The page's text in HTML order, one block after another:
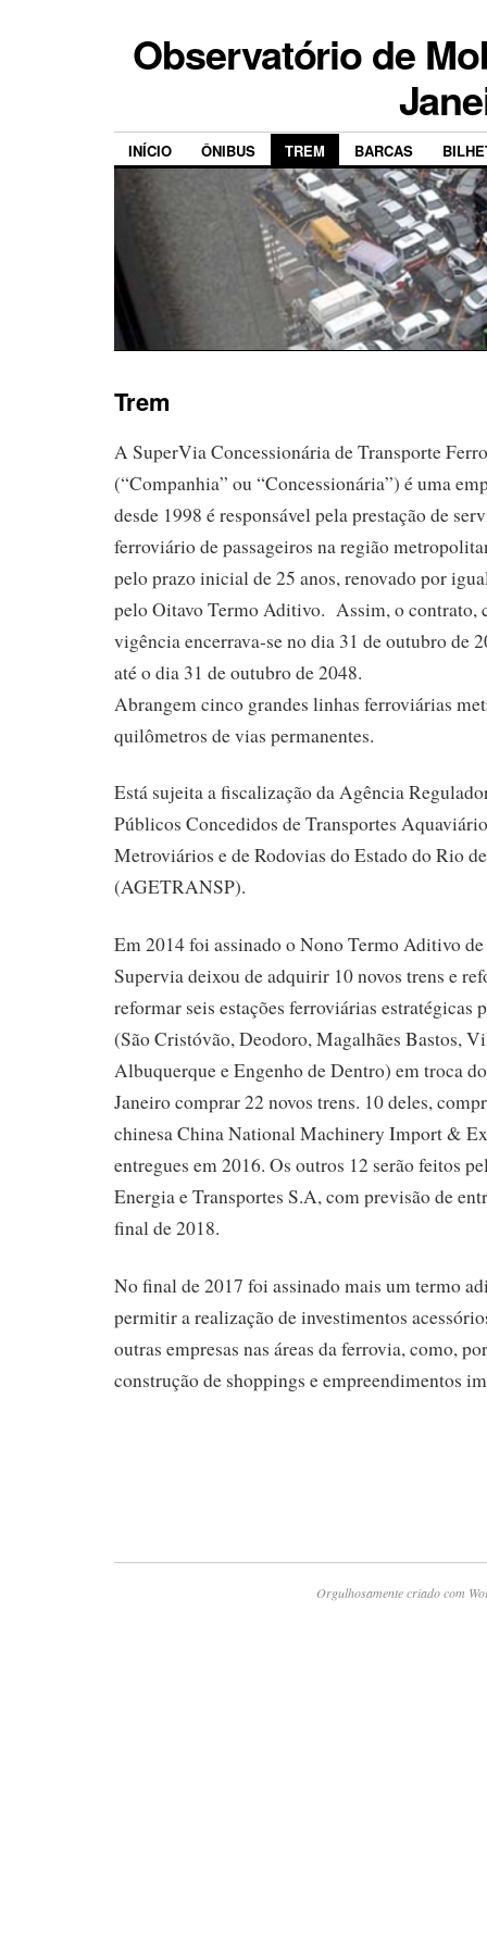
Observatório de
INÍCIO ÔNIBUS TREM BARCAS
Trem
A SuperVia Concessionária de Transporte
(“Companhia” ou “Concessionária”) é uma
desde 1998 é responsável pela prestação de
ferroviário de passageiros na região
pelo prazo inicial de 25 anos, renovado por
pelo Oitavo Termo Aditivo. Assim, o contrato,
vigência encerrava-se no dia 31 de outubro de
até o dia 31 de outubro de 2048.
Abrangem cinco grandes linhas ferroviárias
quilômetros de vias permanentes.
Está sujeita a fiscalização da Agência
Públicos Concedidos de Transportes
Metroviários e de Rodovias do Estado do Rio
(AGETRANSP).
Em 2014 foi assinado o Nono Termo Aditivo
Supervia deixou de adquirir 10 novos trens e
reformar seis estações ferroviárias estratégicas
(São Cristóvão, Deodoro, Magalhães Bastos,
Albuquerque e Engenho de Dentro) em troca
Janeiro comprar 22 novos trens. 10 deles,
chinesa China National Machinery Import &
entregues em 2016. Os outros 12 serão feitos
Energia e Transportes S.A, com previsão de
final de 2018.
No final de 2017 foi assinado mais um termo
permitir a realização de investimentos
outras empresas nas áreas da ferrovia, como,
construção de shoppings e empreendimentos
Orgulhosamente criado com